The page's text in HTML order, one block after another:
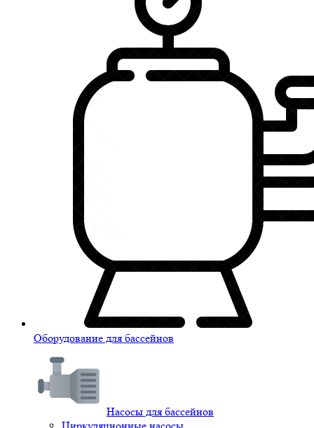
Оборудование для бассейнов
Насосы для бассейнов